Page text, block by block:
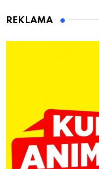
dzieci
REKLAMA